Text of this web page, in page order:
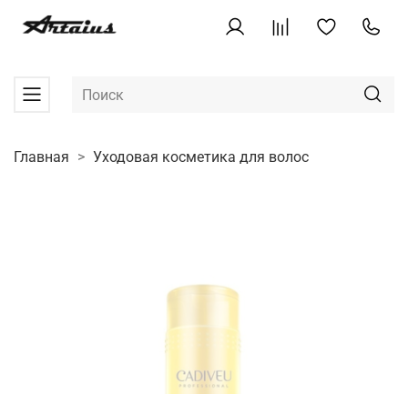
Главная Уходовая косметика для волос